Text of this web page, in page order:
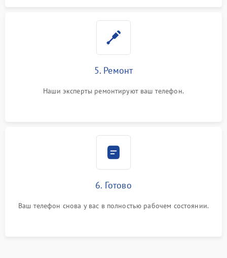
5. Ремонт
Наши эксперты ремонтируют ваш телефон.
6. Готово
Ваш телефон снова у вас в полностью рабочем состоянии.